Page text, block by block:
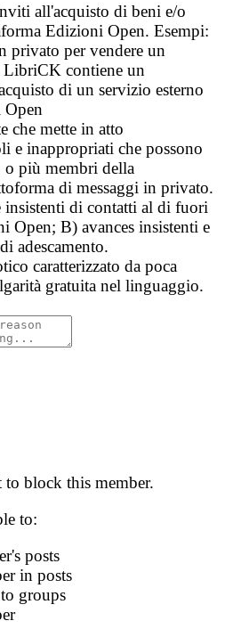
all'acquisto di beni e/o
Edizioni Open. Esempi:
privato per vendere un
contiene un
di un servizio esterno
Open
che mette in atto
e inappropriati che possono
o più membri della
di messaggi in privato.
insistenti di contatti al di fuori
Open; B) avances insistenti e
adescamento.
caratterizzato da poca
gratuita nel linguaggio.
block this member.
to:
posts
in posts
groups